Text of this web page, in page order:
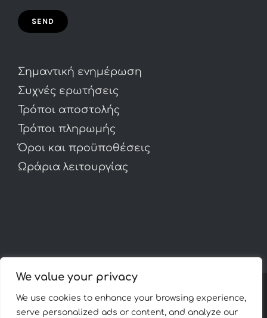
We value your privacy
We use cookies to enhance your browsing experience,
serve personalized ads or content, and analyze our
Σημαντική ενημέρωση
Συχνές ερωτήσεις
Τρόποι αποστολής
Τρόποι πληρωμής
Όροι και προϋποθέσεις
Ωράρια λειτουργίας
© Copyright 2012 -2026 | Avada Theme byTheme
Fusion| All Rights Reserved | Powered byWordPress